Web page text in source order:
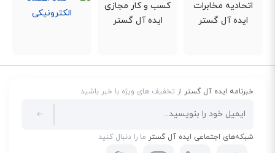
خبرنامه ایده آل گستراز تخفیف های ویژه با خبر باشید
شبکه‌های اجتماعی ایده آل گسترما را دنبال کنید